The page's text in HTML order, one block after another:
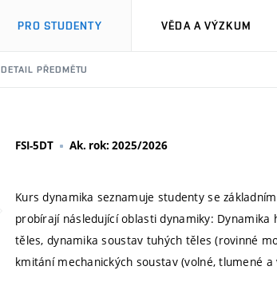
PRO STUDENTY VĚDA A VÝZKUM
DETAIL PŘEDMĚTU
FSI-5DT Ak. rok: 2025/2026
Kurs dynamika seznamuje studenty se
probírají následující oblasti dynamiky:
těles, dynamika soustav tuhých těles (rovinné
kmitání mechanických soustav (volné, tlumené